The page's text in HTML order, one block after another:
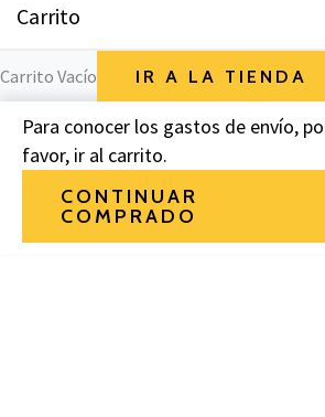
Carrito
Carrito Vacío IR A LA TIENDA
Para conocer los gastos de envío,
favor, ir al carrito.
CONTINUAR
COMPRADO